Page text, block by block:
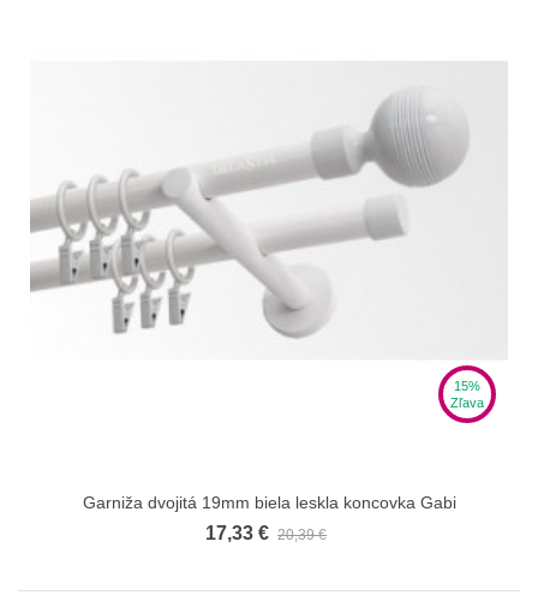
15%
Zľava
Garniža dvojitá 19mm biela leskla koncovka Gabi
17,33 € 20,39 €